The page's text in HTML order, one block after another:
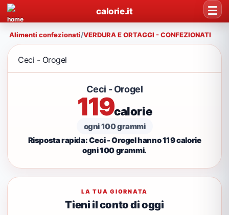
calorie.it
Alimenti confezionati/VERDURA E ORTAGGI - CONFEZIONATI
Ceci - Orogel
Ceci - Orogel
119calorie
ogni 100 grammi
Risposta rapida: Ceci - Orogel hanno 119 calorie
ogni 100 grammi.
LA TUA GIORNATA
Tieni il conto di oggi